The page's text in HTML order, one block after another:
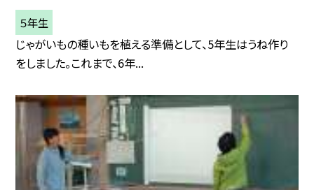
５年生
じゃがいもの種いもを植える準備として、5年生はうね作り
をしました。これまで、6年...